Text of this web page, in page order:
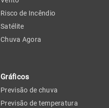
Risco de Incêndio
Satélite
Chuva Agora
Gráficos
Previsão de chuva
Previsão de temperatura